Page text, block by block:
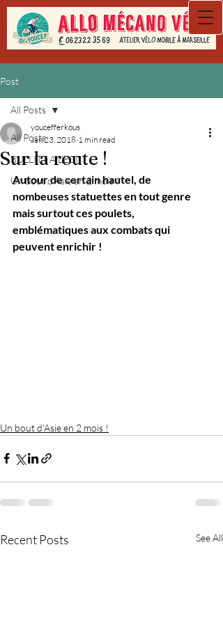
Post
All Posts
BULLITT A L'EST
Un bout d'Asie en 2 mois !
All Posts
Sur la route !
youcefferkous
Jan 23, 2018 1 min read
Autour de certain hautel, de
nombeuses statuettes en tout genre
mais surtout ces poulets,
emblématiques aux combats qui
peuvent enrichir !
Un bout d'Asie en 2 mois !
Recent Posts See All